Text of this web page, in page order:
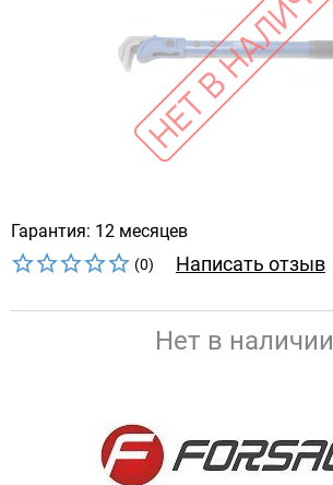
Гарантия: 12 месяцев
(0) Написать отзыв
Нет в наличии